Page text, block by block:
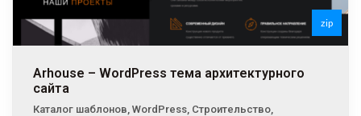
zip
Arhouse – WordPress тема архитектурного
сайта
Каталог шаблонов WordPress Строительство